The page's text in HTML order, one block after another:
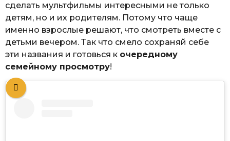
сделать мультфильмы интересными не только
детям, но и их родителям. Потому что чаще
именно взрослые решают, что смотреть вместе с
детьми вечером. Так что смело сохраняй себе
эти названия и готовься к очередному
семейному просмотру!